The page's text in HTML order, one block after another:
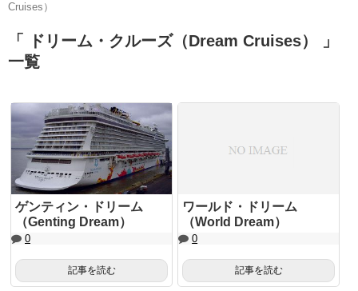
Cruises）
「 ドリーム・クルーズ（Dream Cruises） 」
一覧
ゲンティン・ドリーム
（Genting Dream）
0
記事を読む
ワールド・ドリーム
（World Dream）
0
記事を読む